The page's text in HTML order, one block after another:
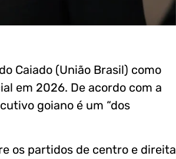
Caiado (União Brasil) como
em 2026. De acordo com a
goiano é um “dos
os partidos de centro e direita